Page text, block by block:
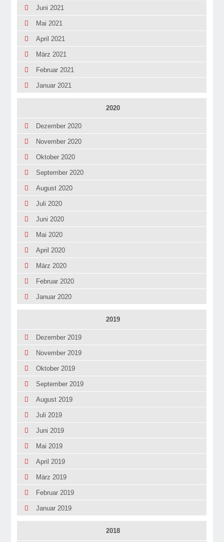
Juni 2021
Mai 2021
April 2021
März 2021
Februar 2021
Januar 2021
2020
Dezember 2020
November 2020
Oktober 2020
September 2020
August 2020
Juli 2020
Juni 2020
Mai 2020
April 2020
März 2020
Februar 2020
Januar 2020
2019
Dezember 2019
November 2019
Oktober 2019
September 2019
August 2019
Juli 2019
Juni 2019
Mai 2019
April 2019
März 2019
Februar 2019
Januar 2019
2018